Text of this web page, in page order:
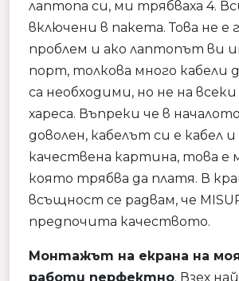
лаптопа си, ми трябваха 4.
включени в пакета. Това не е
проблем и ако лаптопът ви
порт, толкова много кабели
са необходими, но не на
хареса. Въпреки че в
доволен, кабелът си е кабел и
качествена картина, това е
която трябва да платя. В
всъщност се радвам, че
предпочита качеството.
Монтажът на екрана на
работи перфектно. Взех